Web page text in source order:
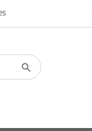
×
×
×